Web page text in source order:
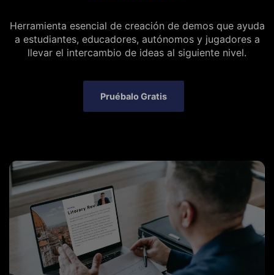
Encuentra más soluciones >
Ayuda
DESCARGAR COMPRAR AHORAIniciar
Herramienta esencial de creación de demos que ayuda
a estudiantes, educadores, autónomos y jugadores a
llevar el intercambio de ideas al siguiente nivel.
Pruébalo Gratis